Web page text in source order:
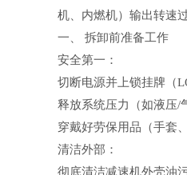
机、内燃机）输出转速
一、 拆卸前准备工作
安全第一：
切断电源并上锁挂牌（
释放系统压力（如液压/
穿戴好劳保用品（手套
清洁外部：
彻底清洁减速机外壳油